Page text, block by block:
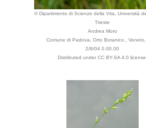
© Dipartimento di Scienze della Vita, Università
Trieste
Andrea Moro
Comune di Padova, Orto Botanico.,
2/8/04 0.00.00
Distributed under CC BY-SA 4.0 license.